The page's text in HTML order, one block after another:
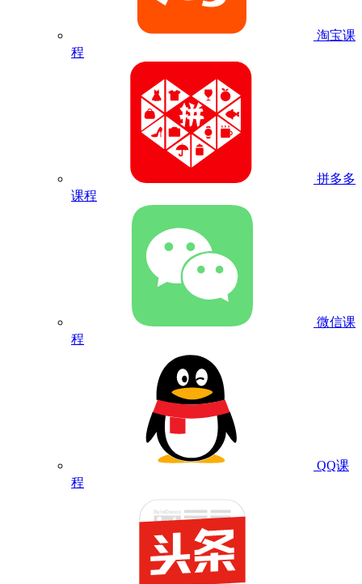
淘宝课
程
拼多多
课程
微信课
程
QQ课
程